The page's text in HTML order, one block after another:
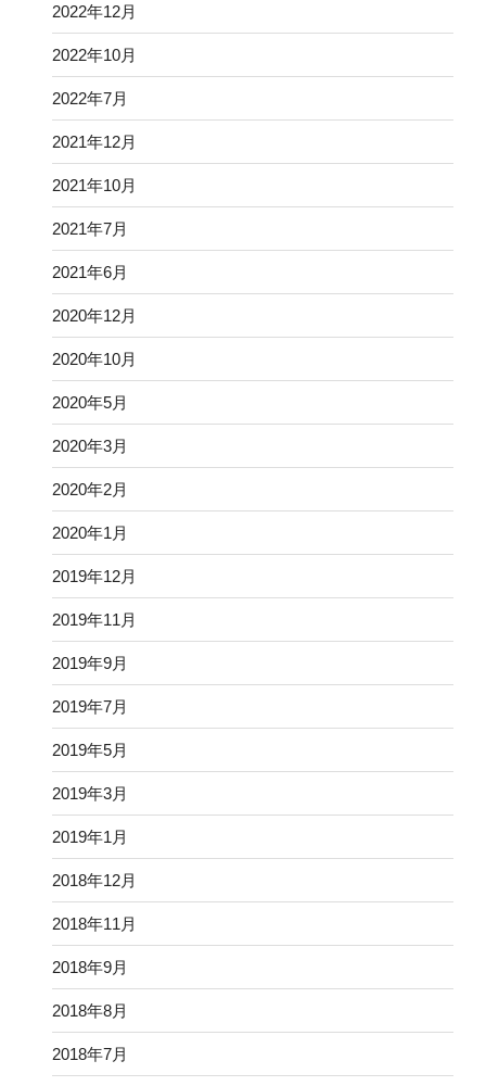
2022年12月
2022年10月
2022年7月
2021年12月
2021年10月
2021年7月
2021年6月
2020年12月
2020年10月
2020年5月
2020年3月
2020年2月
2020年1月
2019年12月
2019年11月
2019年9月
2019年7月
2019年5月
2019年3月
2019年1月
2018年12月
2018年11月
2018年9月
2018年8月
2018年7月